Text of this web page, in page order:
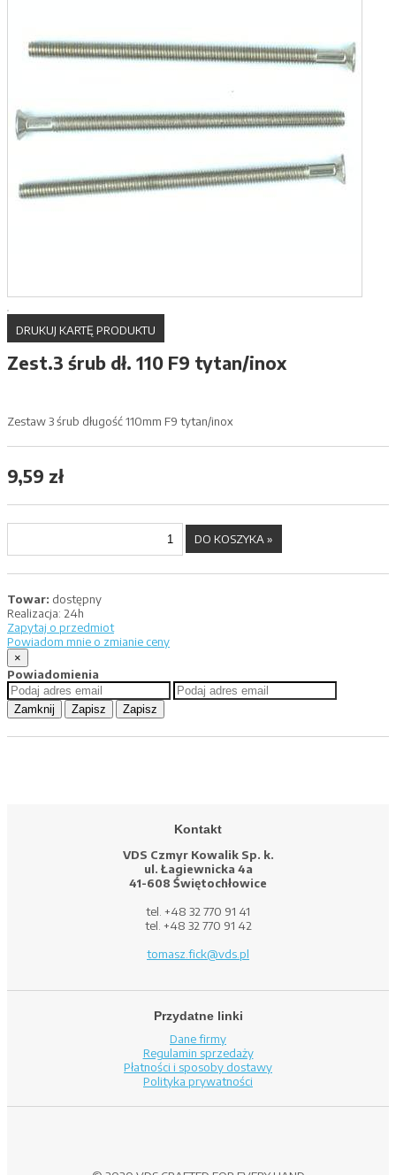
DRUKUJ KARTĘ PRODUKTU
Zest.3 śrub dł. 110 F9 tytan/inox
Zestaw 3 śrub długość 110mm F9 tytan/inox
9,59 zł
Towar: dostępny
Realizacja: 24h
Zapytaj o przedmiot
Powiadom mnie o zmianie ceny
×
Powiadomienia
Zamknij Zapisz Zapisz
Kontakt
VDS Czmyr Kowalik Sp. k.
ul. Łagiewnicka 4a
41-608 Świętochłowice
tel. +48 32 770 91 41
tel. +48 32 770 91 42
tomasz.fick@vds.pl
Przydatne linki
Dane firmy
Regulamin sprzedaży
Płatności i sposoby dostawy
Polityka prywatności